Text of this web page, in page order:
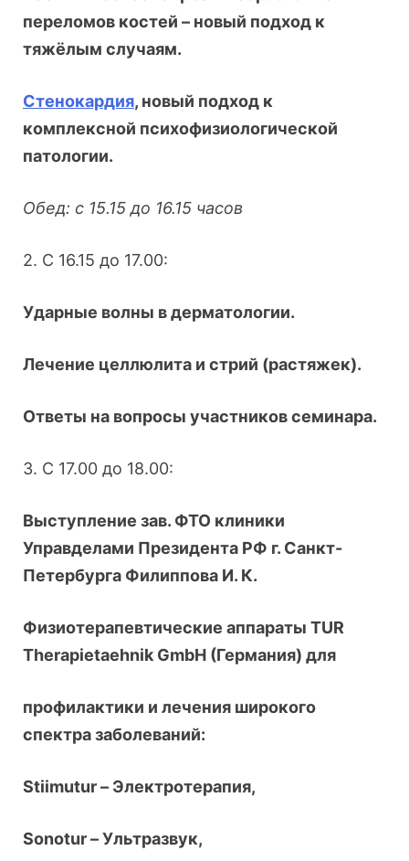
переломов костей – новый подход к
тяжёлым случаям.
Стенокардия, новый подход к
комплексной психофизиологической
патологии.
Обед: с 15.15 до 16.15 часов
2. С 16.15 до 17.00:
Ударные волны в дерматологии.
Лечение целлюлита и стрий (растяжек).
Ответы на вопросы участников семинара.
3. С 17.00 до 18.00:
Выступление зав. ФТО клиники
Управделами Президента РФ г. Санкт-
Петербурга Филиппова И. К.
Физиотерапевтические аппараты TUR
Therapietaеhnik GmbH (Германия) для
профилактики и лечения широкого
спектра заболеваний:
Stiimutur – Электротерапия,
Sonotur – Ультразвук,